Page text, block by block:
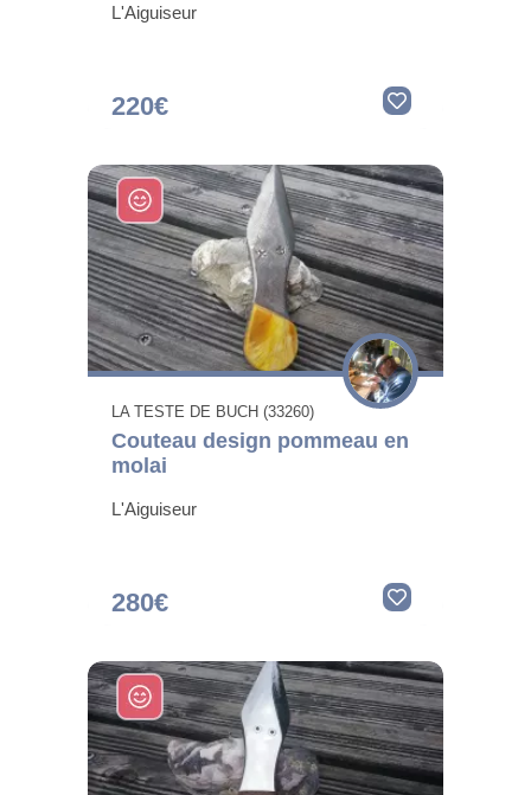
L'Aiguiseur
220€
LA TESTE DE BUCH (33260)
Couteau design pommeau en
molai
L'Aiguiseur
280€